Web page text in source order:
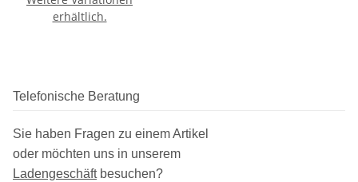
erhältlich.
Telefonische Beratung
Sie haben Fragen zu einem Artikel
oder möchten uns in unserem
Ladengeschäftbesuchen?